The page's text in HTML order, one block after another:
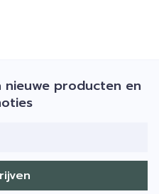
producten en